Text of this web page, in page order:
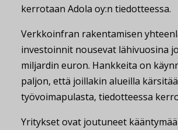
kerrotaan Adola oy:n tiedotteessa.
Verkkoinfran rakentamisen
investoinnit nousevat lähivuosina
miljardin euron. Hankkeita on
paljon, että joillakin alueilla
työvoimapulasta, tiedotteessa
Yritykset ovat joutuneet